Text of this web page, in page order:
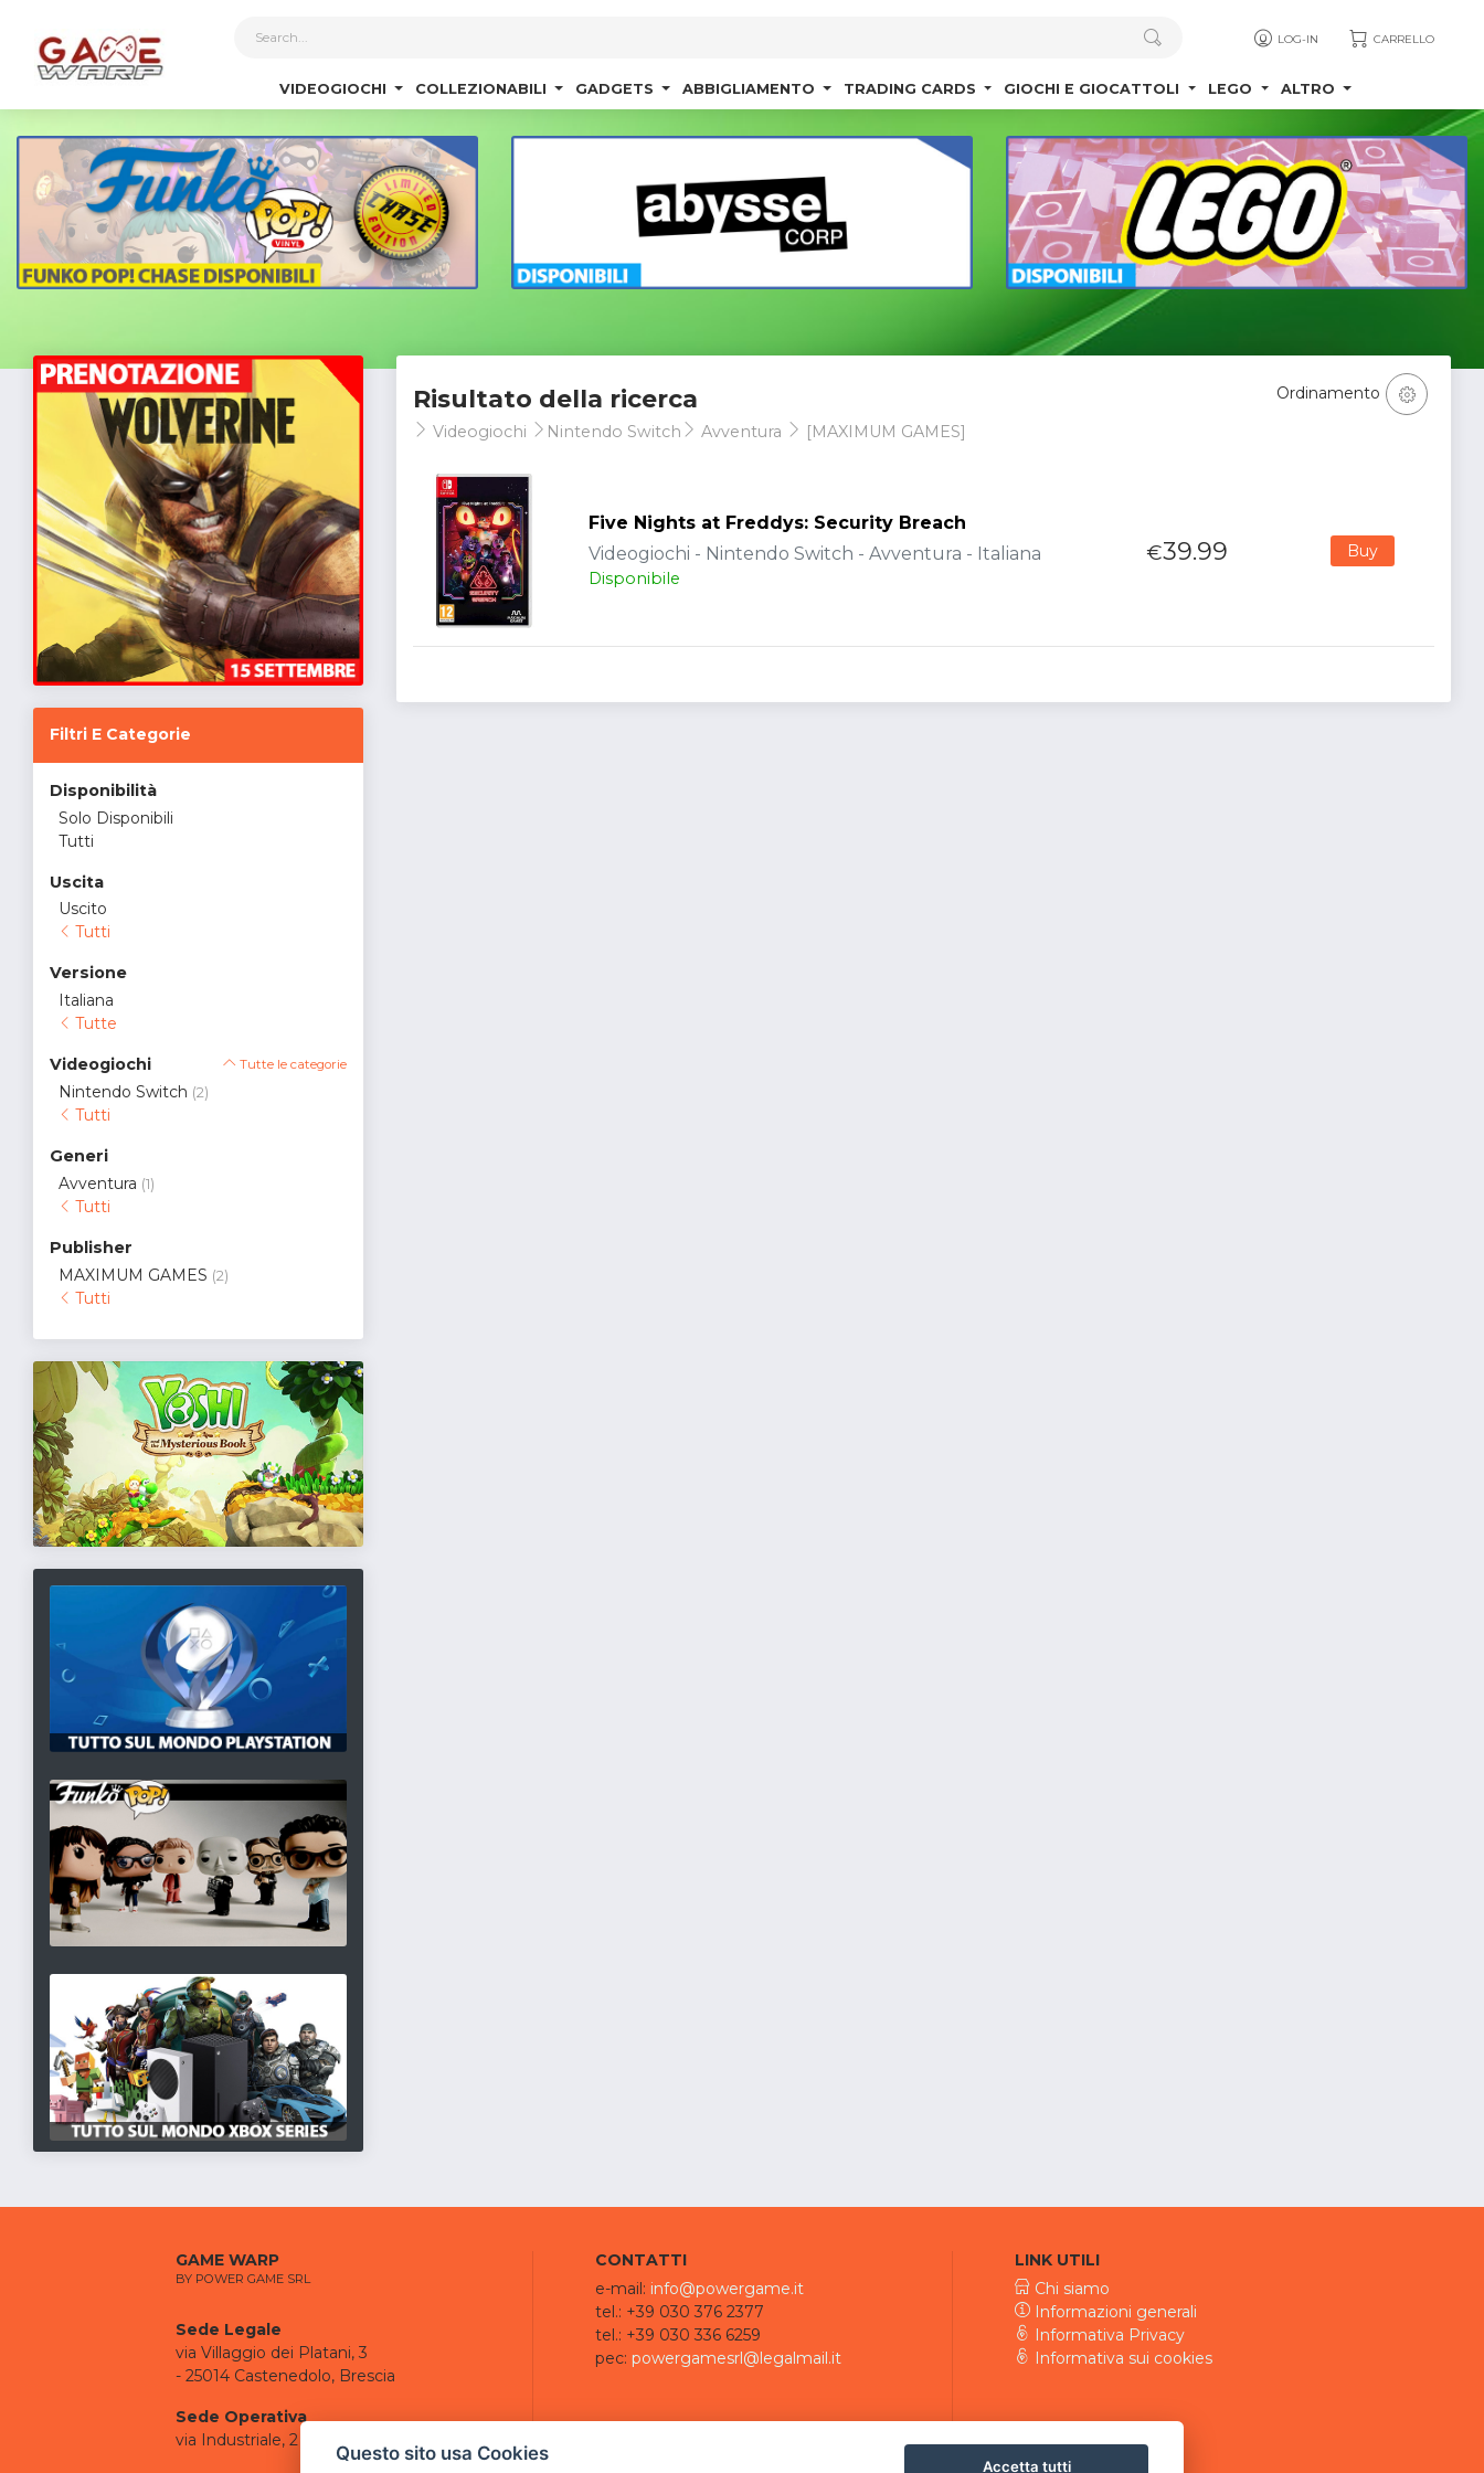
LOG-IN CARRELLO
VIDEOGIOCHI COLLEZIONABILI GADGETS ABBIGLIAMENTO TRADING CARDS GIOCHI E GIOCATTOLI LEGO ALTRO
Filtri E Categorie
Disponibilità
Solo Disponibili
Tutti
Uscita
Uscito
Tutti
Versione
Italiana
Tutte
Videogiochi Tutte le categorie
Nintendo Switch (2)
Tutti
Generi
Avventura (1)
Tutti
Publisher
MAXIMUM GAMES (2)
Tutti
Risultato della ricerca
Videogiochi Nintendo Switch Avventura [MAXIMUM GAMES]
Ordinamento
Five Nights at Freddys: Security Breach
Videogiochi - Nintendo Switch - Avventura - Italiana
Disponibile
€39.99 Buy
GAME WARP
BY POWER GAME SRL
Sede Legale
via Villaggio dei Platani, 3
- 25014 Castenedolo, Brescia
Sede Operativa
via Industriale, 2 - 25082 Botticino, BS
CONTATTI
e-mail: info@powergame.it
tel.: +39 030 376 2377
tel.: +39 030 336 6259
pec: powergamesrl@legalmail.it
LINK UTILI
Chi siamo
Informazioni generali
Informativa Privacy
Informativa sui cookies
Questo sito usa Cookies
Accetta tutti